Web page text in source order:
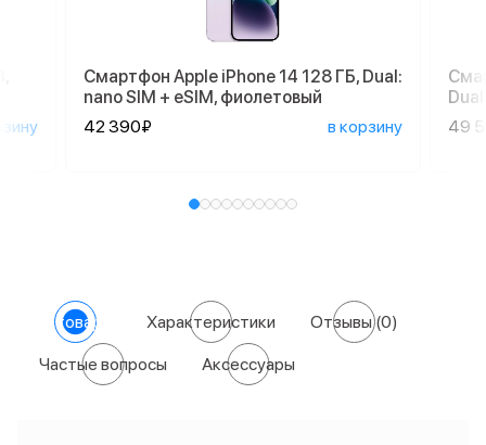
Смартфон Apple iPhone 14 128 ГБ, Dual:
nano SIM + eSIM, фиолетовый
42 390₽
в корзину
49
О товаре Характеристики Отзывы(0)
Частые вопросы Аксессуары